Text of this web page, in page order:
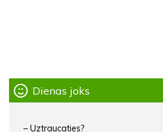
Dienas joks
– Uztraucaties?